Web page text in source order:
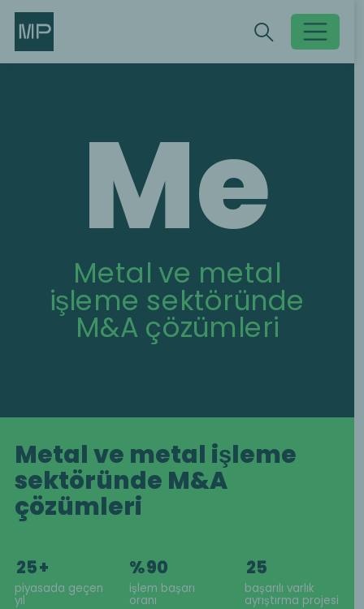
Toggle
Search Search
Metal ve metal işleme
sektöründe M&A
çözümleri
25+
piyasada geçen
yıl
%90
işlem başarı
oranı
25
başarılı varlık
ayrıştırma projesi
Me
Metal ve metal
işleme sektöründe
M&A çözümleri